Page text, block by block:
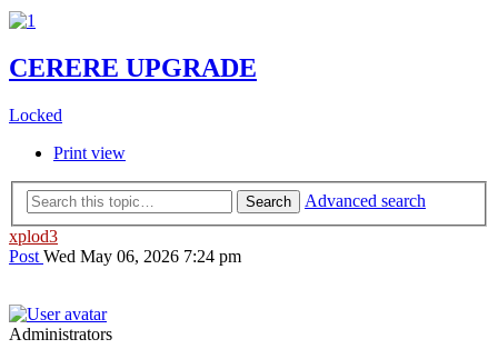
CERERE UPGRADE
Locked
Print view
Search
Advanced search
xplod3
Post Wed May 06, 2026 7:24 pm
Administrators